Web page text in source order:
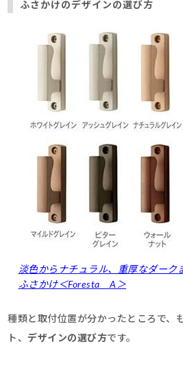
ふさかけのデザインの選び方
淡色からナチュラル、重厚なダーク
ふさかけ＜Foresta A＞
種類と取付位置が分かったところで、
ト、デザインの選び方です。